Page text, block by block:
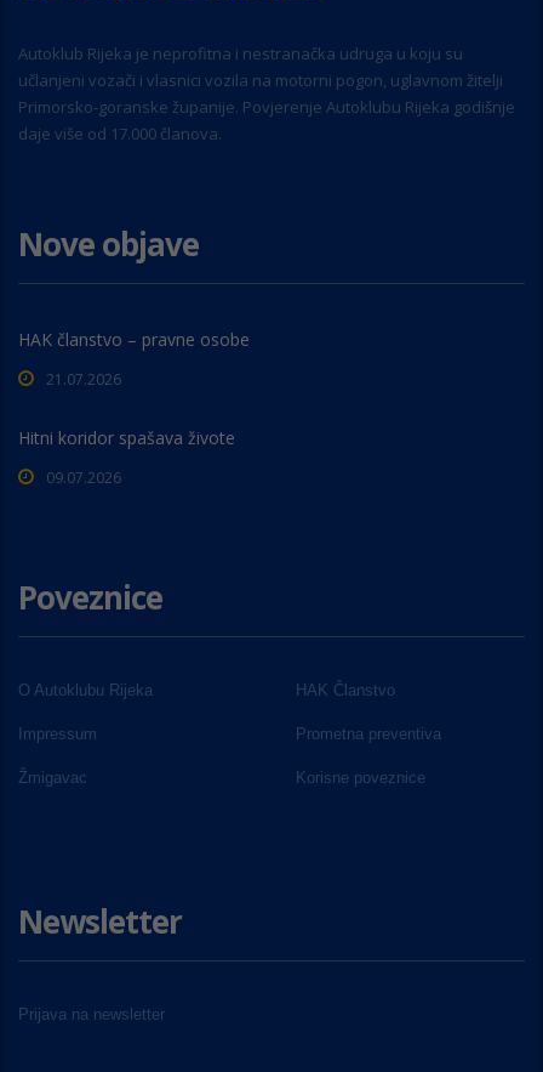
Autoklub Rijeka je neprofitna i nestranačka udruga u koju su
učlanjeni vozači i vlasnici vozila na motorni pogon, uglavnom žitelji
Primorsko-goranske županije. Povjerenje Autoklubu Rijeka godišnje
daje više od 17.000 članova.
Nove objave
HAK članstvo – pravne osobe
21.07.2026
Hitni koridor spašava živote
09.07.2026
Poveznice
O Autoklubu Rijeka HAK Članstvo
Impressum Prometna preventiva
Žmigavac Korisne poveznice
Newsletter
Prijava na newsletter